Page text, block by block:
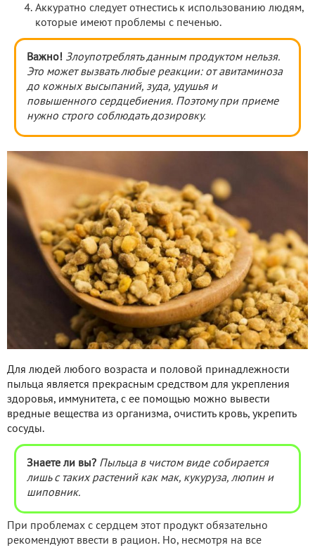
Аккуратно следует отнестись к использованию людям,
которые имеют проблемы с печенью.
Важно! Злоупотреблять данным продуктом нельзя.
Это может вызвать любые реакции: от авитаминоза
до кожных высыпаний, зуда, удушья и
повышенного сердцебиения. Поэтому при приеме
нужно строго соблюдать дозировку.
Для людей любого возраста и половой принадлежности
пыльца является прекрасным средством для укрепления
здоровья, иммунитета, с ее помощью можно вывести
вредные вещества из организма, очистить кровь, укрепить
сосуды.
Знаете ли вы? Пыльца в чистом виде собирается
лишь с таких растений как мак, кукуруза, люпин и
шиповник.
При проблемах с сердцем этот продукт обязательно
рекомендуют ввести в рацион. Но, несмотря на все